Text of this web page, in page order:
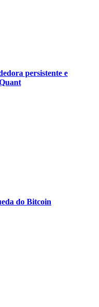
persistente e
do Bitcoin